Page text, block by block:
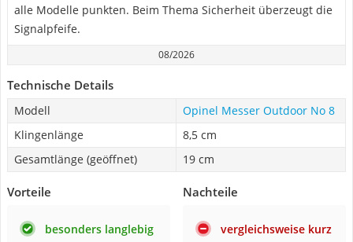
alle Modelle punkten. Beim Thema Sicherheit überzeugt die
Signalpfeife.
08/2026
Technische Details
Modell
Opinel Messer Outdoor No 8
Klingenlänge
8,5 cm
Gesamtlänge (geöffnet)
19 cm
Vorteile
besonders langlebig
Nachteile
vergleichsweise kurz